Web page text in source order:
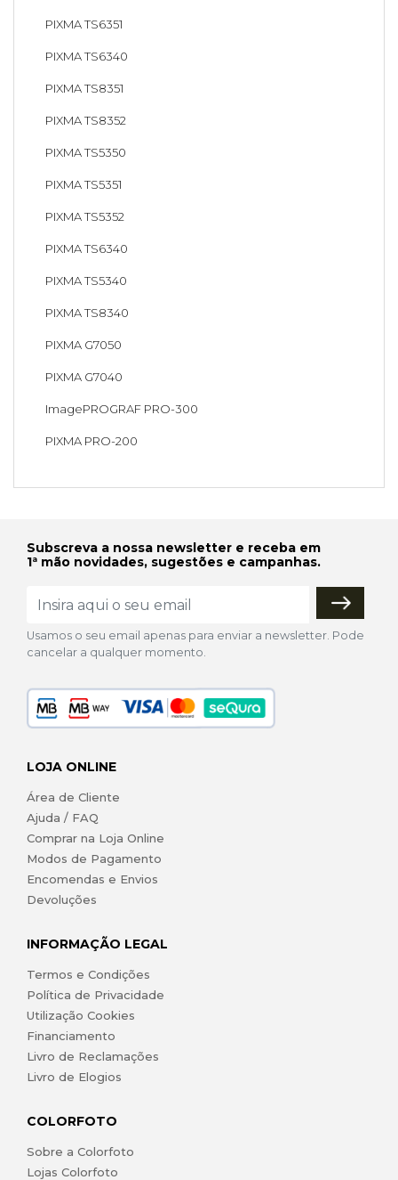
PIXMA TS6351
PIXMA TS6340
PIXMA TS8351
PIXMA TS8352
PIXMA TS5350
PIXMA TS5351
PIXMA TS5352
PIXMA TS6340
PIXMA TS5340
PIXMA TS8340
PIXMA G7050
PIXMA G7040
ImagePROGRAF PRO-300
PIXMA PRO-200
Subscreva a nossa newsletter e receba em
1ª mão novidades, sugestões e campanhas.
Usamos o seu email apenas para enviar a newsletter. Pode
cancelar a qualquer momento.
LOJA ONLINE
Área de Cliente
Ajuda / FAQ
Comprar na Loja Online
Modos de Pagamento
Encomendas e Envios
Devoluções
INFORMAÇÃO LEGAL
Termos e Condições
Política de Privacidade
Utilização Cookies
Financiamento
Livro de Reclamações
Livro de Elogios
COLORFOTO
Sobre a Colorfoto
Lojas Colorfoto